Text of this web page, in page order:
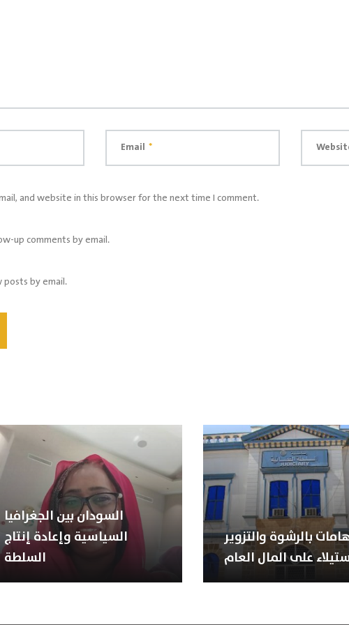
Email *
and website in this browser for the next time I comment.
up comments by email.
by email.
السودان بين الجغرافيا
السياسية وإعادة إنتاج
السلطة
بالرشوة والتزوير
على المال العام